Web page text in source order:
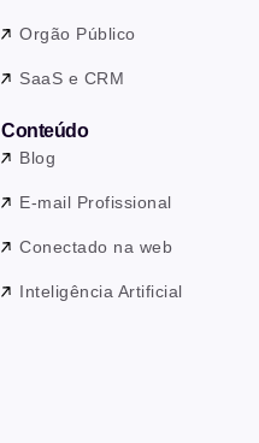
Orgão Público
SaaS e CRM
Conteúdo
Blog
E-mail Profissional
Conectado na web
Inteligência Artificial